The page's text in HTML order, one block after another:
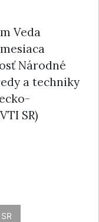
Veda
Národné
a techniky
SR)